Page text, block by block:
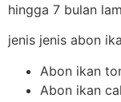
hingga 7 bulan
jenis jenis abon
Abon ikan
Abon ikan